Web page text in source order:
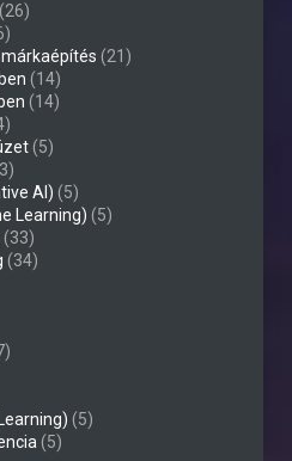
(26)
(21)
(14)
(14)
(5)
AI) (5)
Learning) (5)
(33)
(34)
(5)
(5)